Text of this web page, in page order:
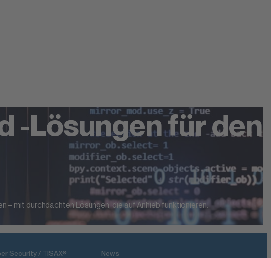
-Lösungen für den
– mit durchdachten Lösungen, die auf Anhieb funktionieren.
Security / TISAX® News